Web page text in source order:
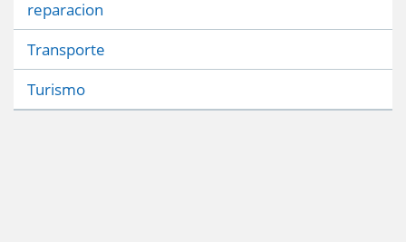
reparacion
Transporte
Turismo